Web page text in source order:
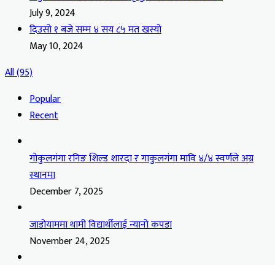
July 9, 2024
दिउसो १ बजे सम्म ४ सय ८५ मत खस्यो
May 10, 2024
All (95)
Popular
Recent
गोकुलगंगा रनिङ शिल्ड शारदा र गाकुलगंगा मावि ४/४ स्वर्णले अग्र
स्थानमा
December 7, 2025
जाडोयाममा थामी विद्यार्थीलाई न्यानो कपडा
November 24, 2025